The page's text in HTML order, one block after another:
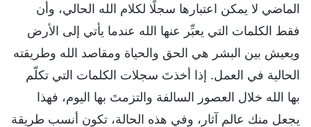
الماضي لا يمكن اعتبارها سجلًا لكلام الله الحالي، وأن
فقط الكلمات التي يعبِّر عنها الله عندما يأتي إلى الأرض
ويعيش بين البشر هي الحق والحياة ومقاصد الله وطريقته
الحالية في العمل. إذا أخذتَ سجلات الكلمات التي تكلّم
بها الله خلال العصور السالفة والتزمتَ بها اليوم، فهذا
يجعل منك عالم آثار، وفي هذه الحالة، تكون أنسب طريقة